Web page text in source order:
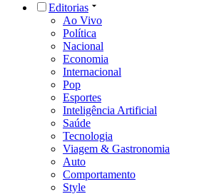
Editorias
Ao Vivo
Política
Nacional
Economia
Internacional
Pop
Esportes
Inteligência Artificial
Saúde
Tecnologia
Viagem & Gastronomia
Auto
Comportamento
Style